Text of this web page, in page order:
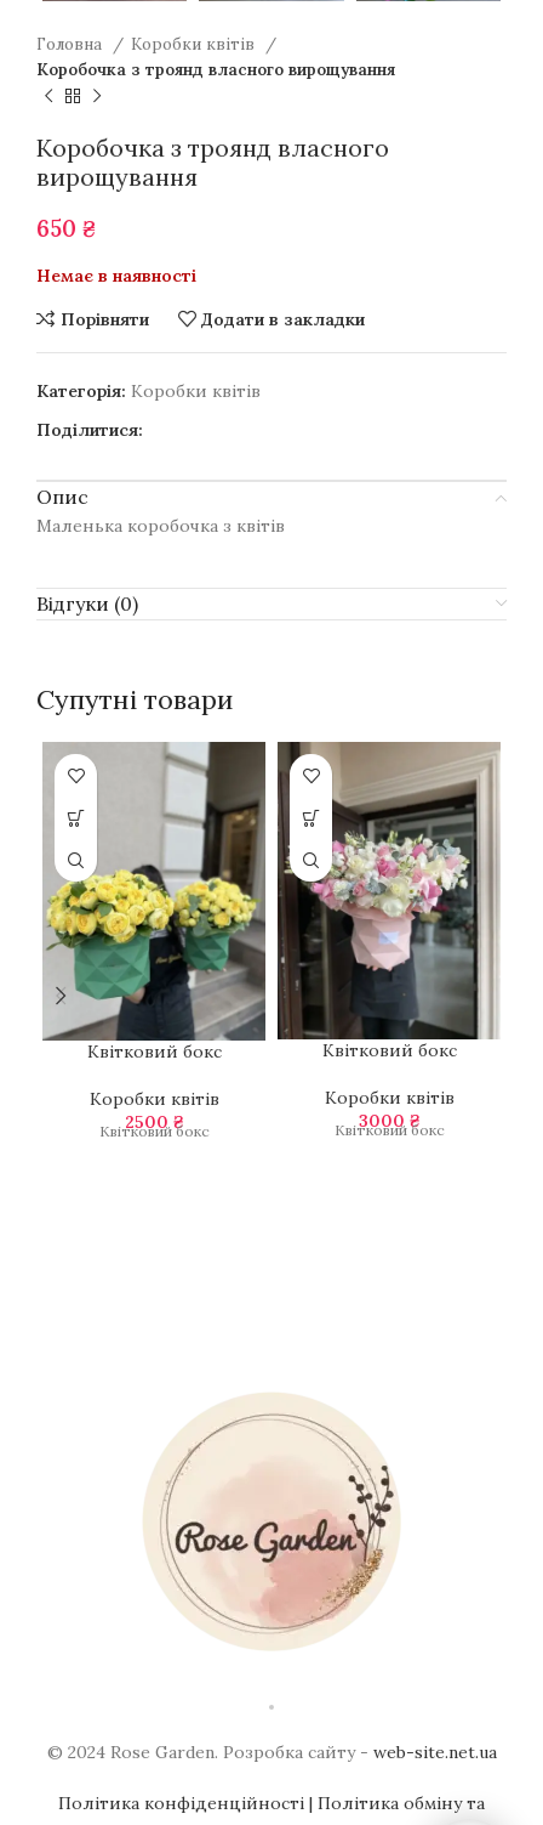
Головна
Коробки квітів
Коробочка з троянд власного вирощування
Коробочка з троянд власного
вирощування
650 ₴
Немає в наявності
Порівняти
Додати в закладки
Категорія: Коробки квітів
Поділитися:
Опис
Маленька коробочка з квітів
Відгуки (0)
Супутні товари
Квітковий бокс
Коробки квітів
2500₴
Квітковий бокс
Квітковий бокс
Коробки квітів
3000 ₴
Квітковий бокс
© 2024 Rose Garden. Розробка сайту - web-site.net.ua
Політика конфіденційності | Політика обміну та